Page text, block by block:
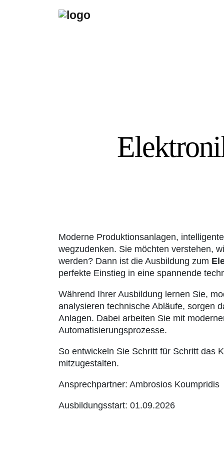
Moderne Produktionsanlagen,
wegzudenken. Sie möchten verstehen,
werden? Dann ist die Ausbildung zum
perfekte Einstieg in eine spannende
Während Ihrer Ausbildung lernen Sie,
analysieren technische Abläufe, sorgen
Anlagen. Dabei arbeiten Sie mit
Automatisierungsprozesse.
So entwickeln Sie Schritt für Schritt das
mitzugestalten.
Ansprechpartner: Ambrosios Koumpridis
Ausbildungsstart: 01.09.2026